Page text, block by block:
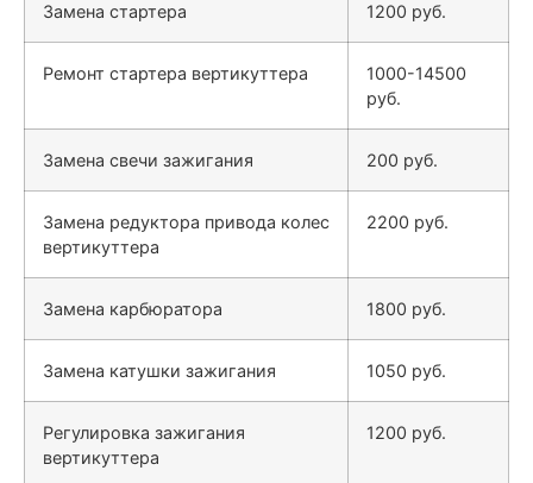
Замена стартера 1200 руб.
Ремонт стартера вертикуттера
1000-14500
руб.
Замена свечи зажигания 200 руб.
Замена редуктора привода колес
вертикуттера
2200 руб.
Замена карбюратора 1800 руб.
Замена катушки зажигания 1050 руб.
Регулировка зажигания
вертикуттера
1200 руб.